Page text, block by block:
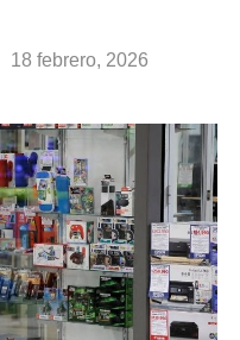
18 febrero, 2026